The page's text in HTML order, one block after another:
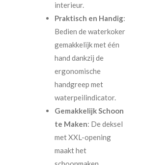
interieur.
Praktisch en Handig:
Bedien de waterkoker
gemakkelijk met één
hand dankzij de
ergonomische
handgreep met
waterpeilindicator.
Gemakkelijk Schoon
te Maken: De deksel
met XXL-opening
maakt het